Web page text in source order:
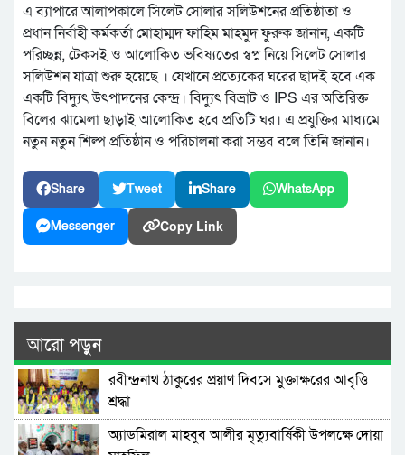
এ ব্যাপারে আলাপকালে সিলেট সোলার সলিউশনের প্রতিষ্ঠাতা ও
প্রধান নির্বাহী কর্মকর্তা মোহাম্মদ ফাহিম মাহমুদ ফুরুক জানান, একটি
পরিচ্ছন্ন, টেকসই ও আলোকিত ভবিষ্যতের স্বপ্ন নিয়ে সিলেট সোলার
সলিউশন যাত্রা শুরু হয়েছে । যেখানে প্রত্যেকের ঘরের ছাদই হবে এক
একটি বিদ্যুৎ উৎপাদনের কেন্দ্র। বিদ্যুৎ বিভ্রাট ও IPS এর অতিরিক্ত
বিলের ঝামেলা ছাড়াই আলোকিত হবে প্রতিটি ঘর। এ প্রযুক্তির মাধ্যমে
নতুন নতুন শিল্প প্রতিষ্ঠান ও পরিচালনা করা সম্ভব বলে তিনি জানান।
Share Tweet Share WhatsApp
Messenger Copy Link
আরো পড়ুন
রবীন্দ্রনাথ ঠাকুরের প্রয়াণ দিবসে মুক্তাক্ষরের আবৃত্তি
শ্রদ্ধা
অ্যাডমিরাল মাহবুব আলীর মৃত্যুবার্ষিকী উপলক্ষে দোয়া